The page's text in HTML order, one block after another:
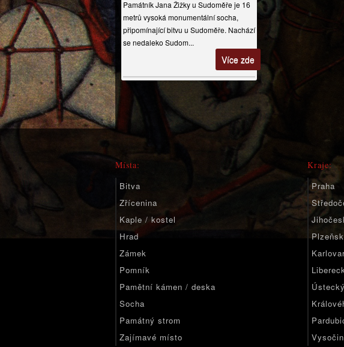
Památník Jana Žižky u Sudoměře je 16
metrů vysoká monumentální socha,
připomínající bitvu u Sudoměře. Nachází
se nedaleko Sudom...
Více zde
Místa:
Bitva
Zřícenina
Kaple / kostel
Hrad
Zámek
Pomník
Pamětní kámen / deska
Socha
Památný strom
Zajímavé místo
Kraje:
Praha
Ústecký